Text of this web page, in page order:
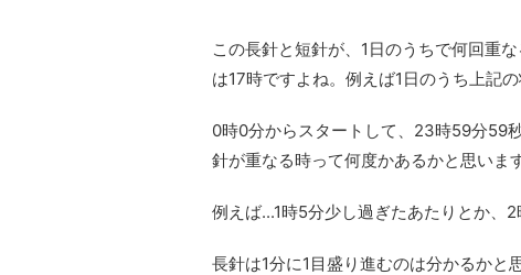
この長針と短針が、1日のうちで何回重
は17時ですよね。例えば1日のうち上記
0時0分からスタートして、23時59分59
針が重なる時って何度かあるかと思います
例えば...1時5分少し過ぎたあたりとか、2
長針は1分に1目盛り進むのは分かるかと